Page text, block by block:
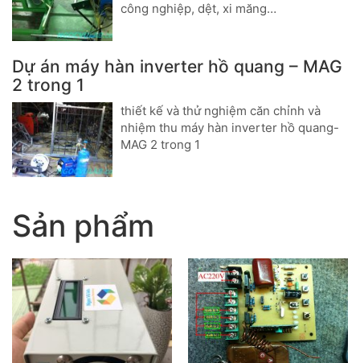
công nghiệp, dệt, xi măng…
Dự án máy hàn inverter hồ quang – MAG
2 trong 1
thiết kế và thử nghiệm căn chỉnh và
nhiệm thu máy hàn inverter hồ quang-
MAG 2 trong 1
Sản phẩm